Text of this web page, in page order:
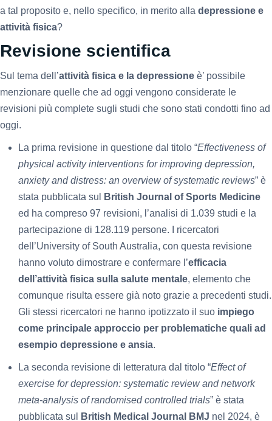
a tal proposito e, nello specifico, in merito alla depressione e
attività fisica?
Revisione scientifica
Sul tema dell’attività fisica e la depressione è’ possibile
menzionare quelle che ad oggi vengono considerate le
revisioni più complete sugli studi che sono stati condotti fino ad
oggi.
La prima revisione in questione dal titolo “Effectiveness of
physical activity interventions for improving depression,
anxiety and distress: an overview of systematic reviews” è
stata pubblicata sul
British Journal of Sports Medicine
ed ha compreso 97 revisioni, l’analisi di 1.039 studi e la
partecipazione di 128.119 persone. I ricercatori
dell’University of South Australia, con questa revisione
hanno voluto dimostrare e confermare l’efficacia
dell’attività fisica sulla salute mentale, elemento che
comunque risulta essere già noto grazie a precedenti studi.
Gli stessi ricercatori ne hanno ipotizzato il suo impiego
come principale approccio per problematiche quali ad
esempio depressione e ansia.
La seconda revisione di letteratura dal titolo “Effect of
exercise for depression: systematic review and network
meta-analysis of randomised controlled trials” è stata
pubblicata sul
British Medical Journal BMJ nel 2024, è